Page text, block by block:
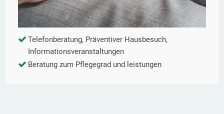
Telefonberatung, Präventiver Hausbesuch,
Informationsveranstaltungen
Beratung zum Pflegegrad und leistungen